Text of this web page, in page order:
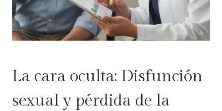
La cara oculta: Disfunción
sexual y pérdida de la